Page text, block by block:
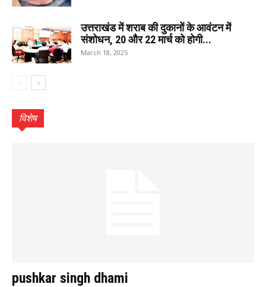
उत्तराखंड में शराब की दुकानों के आवंटन में
संशोधन, 20 और 22 मार्च को होगी...
March 18, 2025
विशेष
pushkar singh dhami